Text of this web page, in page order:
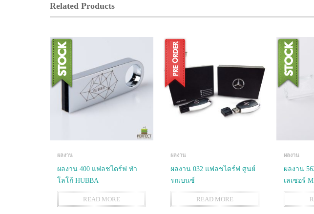
Related Products
ผลงาน
ผลงาน 400 แฟลชไดร์ฟ ทำ
โลโก้ HUBBA
READ MORE
ผลงาน
ผลงาน 032 แฟลชไดร์ฟ ศูนย์
รถเบนซ์
READ MORE
ผลงาน
ผลงาน
เลเซอร์